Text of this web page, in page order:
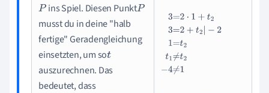
P ins Spiel. Diesen PunktP
musst du in deine "halb
fertige" Geradengleichung
einsetzten, um sot
auszurechnen. Das
bedeutet, dass
=2·1+t2